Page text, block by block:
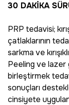
30 DAKİKA
PRP tedavisi;
çatlaklarının
sarkma ve
Peeling ve lazer
birleştirmek
sonuçları
cinsiyete